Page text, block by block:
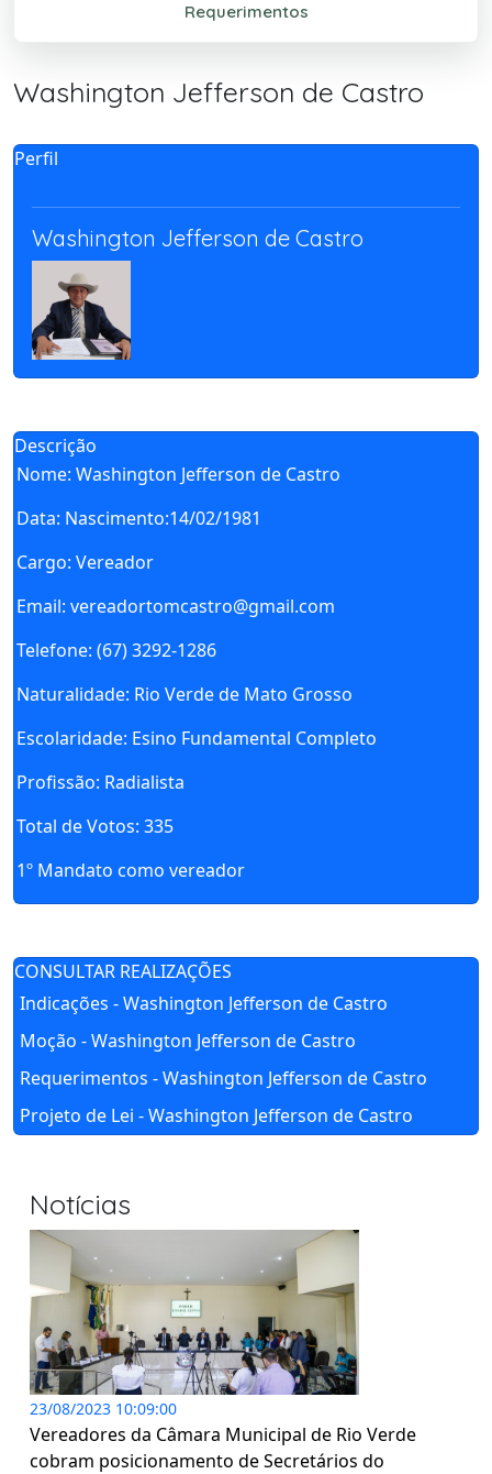
Requerimentos
Washington Jefferson de Castro
Perfil
Washington Jefferson de Castro
Descrição
Nome: Washington Jefferson de Castro
Data: Nascimento:14/02/1981
Cargo: Vereador
Email: vereadortomcastro@gmail.com
Telefone: (67) 3292-1286
Naturalidade: Rio Verde de Mato Grosso
Escolaridade: Esino Fundamental Completo
Profissão: Radialista
Total de Votos: 335
1º Mandato como vereador
CONSULTAR REALIZAÇÕES
Indicações - Washington Jefferson de Castro
Moção - Washington Jefferson de Castro
Requerimentos - Washington Jefferson de Castro
Projeto de Lei - Washington Jefferson de Castro
Notícias
23/08/2023 10:09:00
Vereadores da Câmara Municipal de Rio Verde
cobram posicionamento de Secretários do